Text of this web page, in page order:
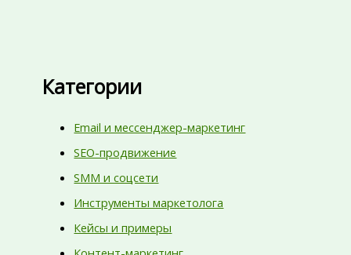
Категории
Email и мессенджер-маркетинг
SEO-продвижение
SMM и соцсети
Инструменты маркетолога
Кейсы и примеры